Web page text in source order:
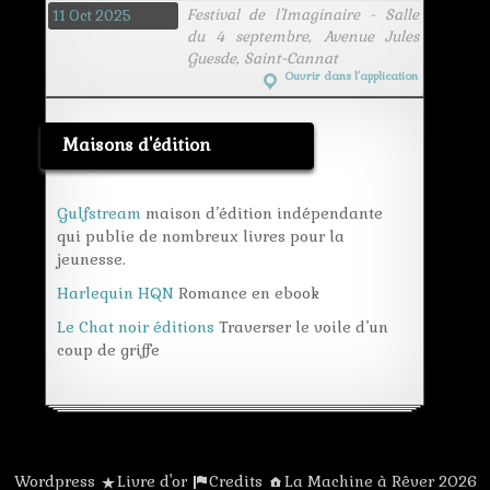
11 Oct 2025
Festival de l'Imaginaire - Salle
du 4 septembre, Avenue Jules
Guesde, Saint-Cannat
Ouvrir dans l’application
Maisons d'édition
Gulfstream maison d’édition indépendante
qui publie de nombreux livres pour la
jeunesse.
Harlequin HQN Romance en ebook
Le Chat noir éditions Traverser le voile d’un
coup de griffe
Wordpress Livre d'or Credits La Machine à Rêver 2026